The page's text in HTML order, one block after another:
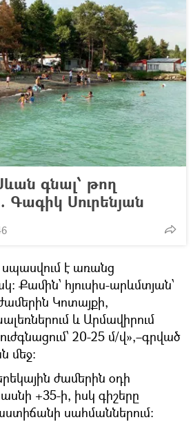
գնալ՝ թող
Սուրենյան
սպասվում է առանց
Քամին՝ հյուսիս-արևմտյան՝
Կոտայքի,
և Արմավիրում
20-25 մ/վ»,–գրված
մեջ։
ժամերին օդի
+35-ի, իսկ գիշերը
սահմաններում: